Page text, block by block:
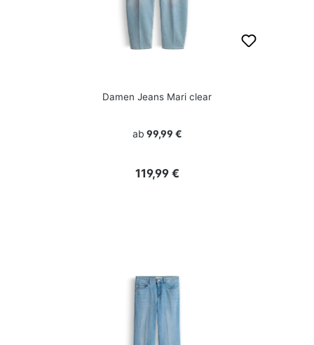
Damen Jeans Mari clear
ab 99,99 €
Regulärer Preis:
119,99 €